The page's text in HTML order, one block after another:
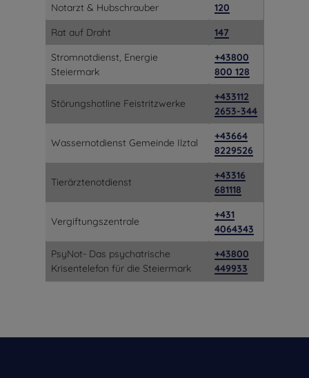
Notarzt & Hubschrauber
120
Rat auf Draht
147
Stromnotdienst, Energie
Steiermark
+43800
800 128
Störungshotline Feistritzwerke
+433112
2653-344
Wassernotdienst Gemeinde Ilztal
+43664
8229526
Tierärztenotdienst
+43316
681118
Vergiftungszentrale
+431
4064343
PsyNot- Das psychatrische
Krisentelefon für die Steiermark
+43800
449933